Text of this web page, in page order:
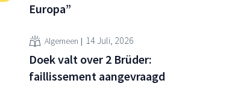
Europa”
Algemeen 14 Juli, 2026
Doek valt over 2 Brüder:
faillissement aangevraagd